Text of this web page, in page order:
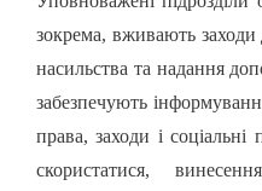
зокрема, вживають
насильства та надання
забезпечують
права, заходи і
скористатися,